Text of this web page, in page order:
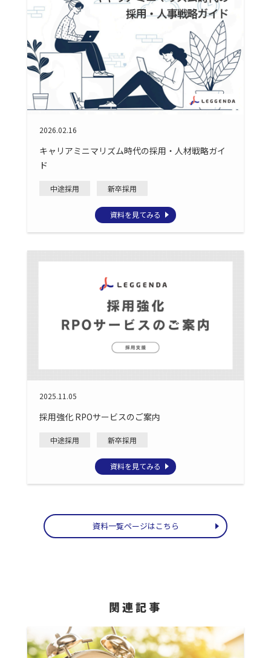
2026.02.16
キャリアミニマリズム時代の採用・人材戦略ガイ
ド
中途採用 新卒採用
資料を見てみる
2025.11.05
採用強化 RPOサービスのご案内
中途採用 新卒採用
資料を見てみる
資料一覧ページはこちら
関連記事